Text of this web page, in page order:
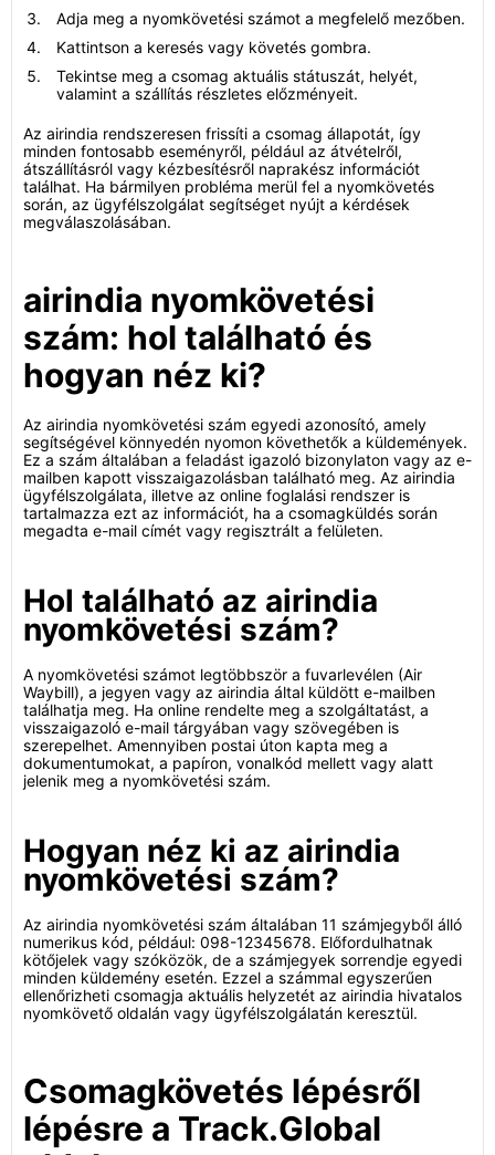
Adja meg a nyomkövetési számot a megfelelő mezőben.
Kattintson a keresés vagy követés gombra.
Tekintse meg a csomag aktuális státuszát, helyét,
valamint a szállítás részletes előzményeit.
Az airindia rendszeresen frissíti a csomag állapotát, így
minden fontosabb eseményről, például az átvételről,
átszállításról vagy kézbesítésről naprakész információt
találhat. Ha bármilyen probléma merül fel a nyomkövetés
során, az ügyfélszolgálat segítséget nyújt a kérdések
megválaszolásában.
airindia nyomkövetési
szám: hol található és
hogyan néz ki?
Az airindia nyomkövetési szám egyedi azonosító, amely
segítségével könnyedén nyomon követhetők a küldemények.
Ez a szám általában a feladást igazoló bizonylaton vagy az e-
mailben kapott visszaigazolásban található meg. Az airindia
ügyfélszolgálata, illetve az online foglalási rendszer is
tartalmazza ezt az információt, ha a csomagküldés során
megadta e-mail címét vagy regisztrált a felületen.
Hol található az airindia
nyomkövetési szám?
A nyomkövetési számot legtöbbször a fuvarlevélen (Air
Waybill), a jegyen vagy az airindia által küldött e-mailben
találhatja meg. Ha online rendelte meg a szolgáltatást, a
visszaigazoló e-mail tárgyában vagy szövegében is
szerepelhet. Amennyiben postai úton kapta meg a
dokumentumokat, a papíron, vonalkód mellett vagy alatt
jelenik meg a nyomkövetési szám.
Hogyan néz ki az airindia
nyomkövetési szám?
Az airindia nyomkövetési szám általában 11 számjegyből álló
numerikus kód, például: 098-12345678. Előfordulhatnak
kötőjelek vagy szóközök, de a számjegyek sorrendje egyedi
minden küldemény esetén. Ezzel a számmal egyszerűen
ellenőrizheti csomagja aktuális helyzetét az airindia hivatalos
nyomkövető oldalán vagy ügyfélszolgálatán keresztül.
Csomagkövetés lépésről
lépésre a Track.Global